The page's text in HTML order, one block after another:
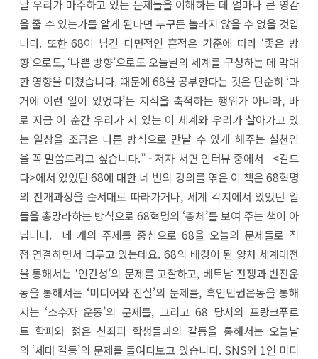
날 우리가 마주하고 있는 문제들을 이해하는 데 얼마나 큰 영감
을 줄 수 있는가를 알게 된다면 누구든 놀라지 않을 수 없을 것입
니다. 또한 68이 남긴 다면적인 흔적은 기준에 따라 ‘좋은 방
향’으로도, ‘나쁜 방향’으로도 오늘날의 세계를 구성하는 데 막대
한 영향을 미쳤습니다. 때문에 68을 공부한다는 것은 단순히 ‘과
거에 이런 일이 있었다’는 지식을 축적하는 행위가 아니라, 바
로 지금 이 순간 우리가 서 있는 이 세계와 우리가 살아가고 있
는 일상을 조금은 다른 방식으로 만날 수 있게 해주는 실천임
을 꼭 말씀드리고 싶습니다.” - 저자 서면 인터뷰 중에서 <길드
다>에서 있었던 68에 대한 네 번의 강의를 엮은 이 책은 68혁명
의 전개과정을 순서대로 따라가거나, 세계 각지에서 있었던 일
들을 총망라하는 방식으로 68혁명의 ‘총체’를 보여 주는 책이 아
닙니다. 네 개의 주제를 중심으로 68을 오늘의 문제들로 직
접 연결하면서 다루고 있는데요. 68의 배경이 된 양차 세계대전
을 통해서는 ‘인간성’의 문제를 고찰하고, 베트남 전쟁과 반전운
동을 통해서는 ‘미디어와 진실’의 문제를, 흑인민권운동을 통해
서는 ‘소수자 운동’의 문제를, 그리고 68 당시의 프랑크푸르
트 학파와 젊은 신좌파 학생들과의 갈등을 통해서는 오늘날
의 ‘세대 갈등’의 문제를 들여다보고 있습니다. SNS와 1인 미디